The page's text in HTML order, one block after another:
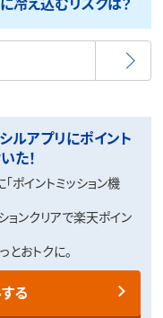
シルアプリにポイント
た！
ポイントミッション機
ョンクリアで楽天ポイン
おトクに。
る